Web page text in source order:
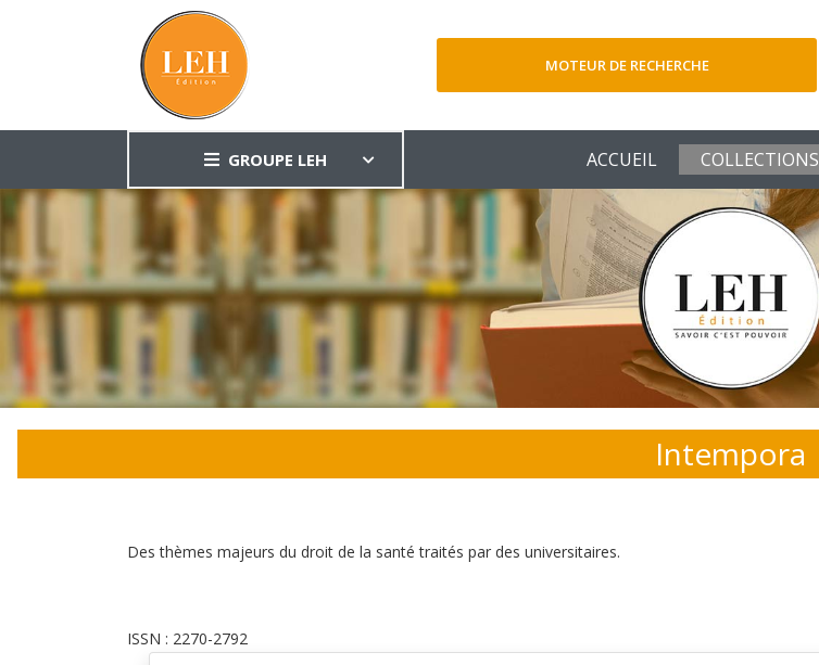
MOTEUR DE RECHERCHE
GROUPE LEH ACCUEIL COLLECTIONS
Intempora
Des thèmes majeurs du droit de la santé traités par des universitaires.
ISSN : 2270-2792